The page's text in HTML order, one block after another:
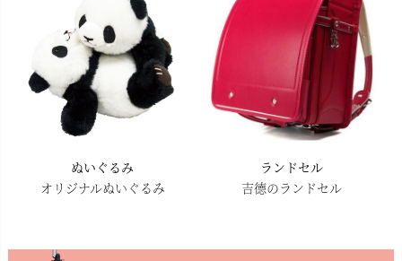
ぬいぐるみ
オリジナルぬいぐるみ
ランドセル
吉德のランドセル